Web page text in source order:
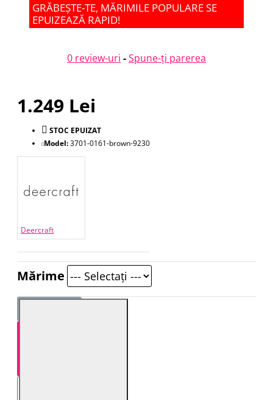
GRĂBEȘTE-TE, MĂRIMILE POPULARE SE
EPUIZEAZĂ RAPID!
0 review-uri -Spune-ţi parerea
1.249 Lei
STOC EPUIZAT
Model:3701-0161-brown-9230
Deercraft
Mărime